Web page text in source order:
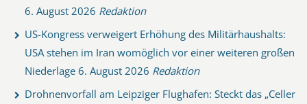
6. August 2026 Redaktion
US-Kongress verweigert Erhöhung des Militärhaushalts:
USA stehen im Iran womöglich vor einer weiteren großen
Niederlage 6. August 2026 Redaktion
Drohnenvorfall am Leipziger Flughafen: Steckt das „Celler